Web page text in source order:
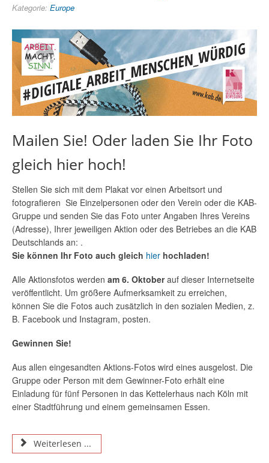
Kategorie: Europe
Mailen Sie! Oder laden Sie Ihr Foto
gleich hier hoch!
Stellen Sie sich mit dem Plakat vor einen Arbeitsort und
fotografieren Sie Einzelpersonen oder den Verein oder die KAB-
Gruppe und senden Sie das Foto unter Angaben Ihres Vereins
(Adresse), Ihrer jeweiligen Aktion oder des Betriebes an die KAB
Deutschlands an: .
Sie können Ihr Foto auch gleich hier hochladen!
Alle Aktionsfotos werden am 6. Oktoberauf dieser Internetseite
veröffentlicht. Um größere Aufmerksamkeit zu erreichen,
können Sie die Fotos auch zusätzlich in den sozialen Medien, z.
B. Facebook und Instagram, posten.
Gewinnen Sie!
Aus allen eingesandten Aktions-Fotos wird eines ausgelost. Die
Gruppe oder Person mit dem Gewinner-Foto erhält eine
Einladung für fünf Personen in das Kettelerhaus nach Köln mit
einer Stadtführung und einem gemeinsamen Essen.
Weiterlesen ...